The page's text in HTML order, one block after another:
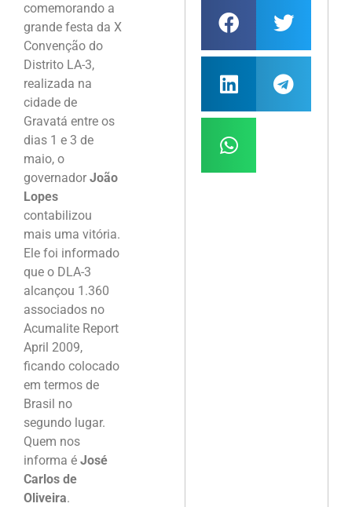
comemorando a
grande festa da X
Convenção do
Distrito LA-3,
realizada na
cidade de
Gravatá entre os
dias 1 e 3 de
maio, o
governador João
Lopes
contabilizou
mais uma vitória.
Ele foi informado
que o DLA-3
alcançou 1.360
associados no
Acumalite Report
April 2009,
ficando colocado
em termos de
Brasil no
segundo lugar.
Quem nos
informa é José
Carlos de
Oliveira.